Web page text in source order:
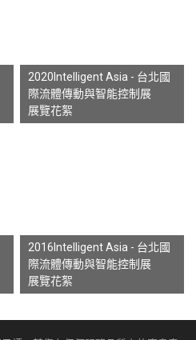
2020Intelligent Asia - 台北國
際流體傳動與智能控制展
展覽花絮
2016Intelligent Asia - 台北國
際流體傳動與智能控制展
展覽花絮